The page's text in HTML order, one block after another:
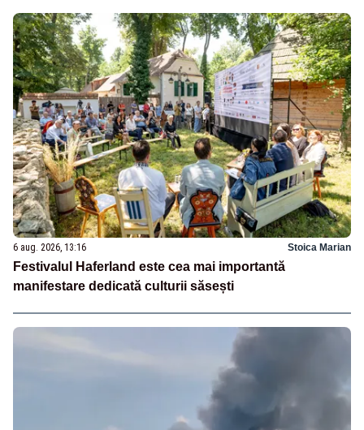
6 aug. 2026, 13:16 Stoica Marian
Festivalul Haferland este cea mai importantă
manifestare dedicată culturii săsești